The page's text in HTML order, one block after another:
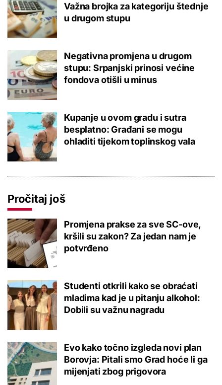
Važna brojka za kategoriju štednje
u drugom stupu
Negativna promjena u drugom
stupu: Srpanjski prinosi većine
fondova otišli u minus
Kupanje u ovom gradu i sutra
besplatno: Građani se mogu
ohladiti tijekom toplinskog vala
Pročitaj još
Promjena prakse za sve SC-ove,
kršili su zakon? Za jedan nam je
potvrđeno
Studenti otkrili kako se obraćati
mladima kad je u pitanju alkohol:
Dobili su važnu nagradu
Evo kako točno izgleda novi plan
Borovja: Pitali smo Grad hoće li ga
mijenjati zbog prigovora